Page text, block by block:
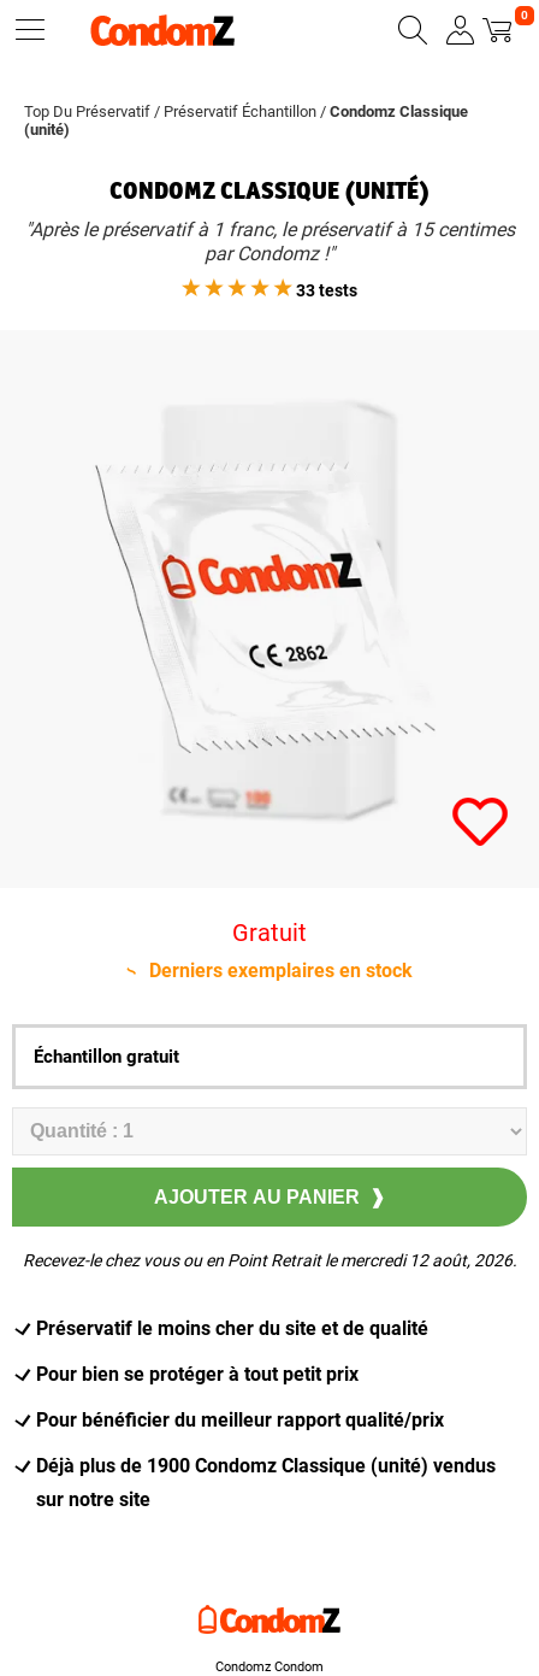
0
Top Du Préservatif / Préservatif Échantillon / Condomz Classique
(unité)
CONDOMZ CLASSIQUE (UNITÉ)
"Après le préservatif à 1 franc, le préservatif à 15 centimes
par Condomz !"
33 tests
Gratuit
Derniers exemplaires en stock
Échantillon gratuit
Recevez-le chez vous ou en Point Retrait le mercredi 12 août, 2026.
Préservatif le moins cher du site et de qualité
Pour bien se protéger à tout petit prix
Pour bénéficier du meilleur rapport qualité/prix
Déjà plus de 1900 Condomz Classique (unité) vendus
sur notre site
Condomz Condom